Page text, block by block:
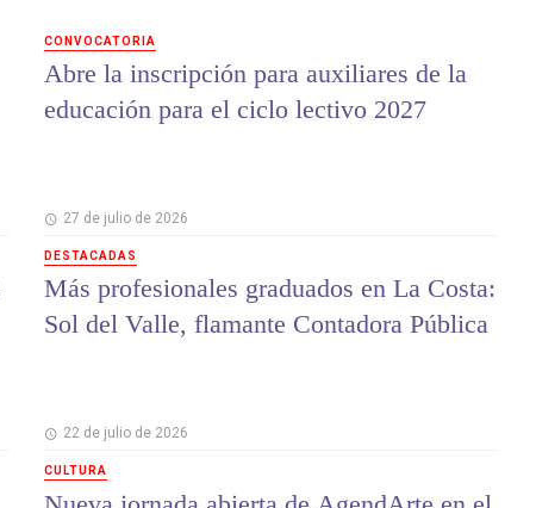
CONVOCATORIA
Abre la inscripción para auxiliares de la
educación para el ciclo lectivo 2027
27 de julio de 2026
DESTACADAS
Más profesionales graduados en La Costa:
Sol del Valle, flamante Contadora Pública
22 de julio de 2026
CULTURA